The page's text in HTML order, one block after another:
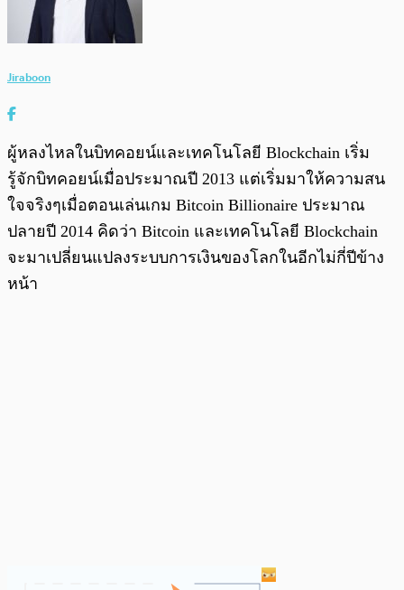
Jiraboon
ผู้หลงไหลในบิทคอยน์และเทคโนโลยี Blockchain เริ่ม
รู้จักบิทคอยน์เมื่อประมาณปี 2013 แต่เริ่มมาให้ความสน
ใจจริงๆเมื่อตอนเล่นเกม Bitcoin Billionaire ประมาณ
ปลายปี 2014 คิดว่า Bitcoin และเทคโนโลยี Blockchain
จะมาเปลี่ยนแปลงระบบการเงินของโลกในอีกไม่กี่ปีข้าง
หน้า